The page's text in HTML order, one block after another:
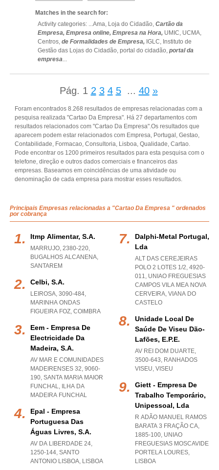
Matches in the search for:
Activity categories: ...Ama, Loja do Cidadão, Cartão da
Empresa, Empresa online, Empresa na Hora, UMIC, UCMA,
Centros, de Formalidades de Empresa, IGLC, Instituto de
Gestão das Lojas do Cidadão, portal do cidadão, portal da
empresa...
Pág. 1 2 3 4 5 ... 40 »
Foram encontrados 8.268 resultados de empresas relacionadas com a
pesquisa realizada "Cartao Da Empresa". Há 27 departamentos com
resultados relacionados com "Cartao Da Empresa".Os resultados que
aparecem podem estar relacionados com Empresa, Portugal, Gestao,
Contabilidade, Formacao, Consultoria, Lisboa, Qualidade, Cartao.
Pode encontrar os 1200 primeiros resultados para esta pesquisa com o
telefone, direção e outros dados comerciais e financeiros das
empresas. Baseamos em coincidências de uma atividade ou
denominação de cada empresa para mostrar esses resultados.
Principais Empresas relacionadas a "Cartao Da Empresa " ordenados
por cobrança
Itmp Alimentar, S.a.
MARRUJO, 2380-220,
BUGALHOS ALCANENA,
SANTAREM
Celbi, S.a.
LEIROSA, 3090-484,
MARINHA ONDAS
FIGUEIRA FOZ, COIMBRA
Eem - Empresa De
Electricidade Da
Madeira, S.a.
AV MAR E COMUNIDADES
MADEIRENSES 32, 9060-
190, SANTA MARIA MAIOR
FUNCHAL, ILHA DA
MADEIRA FUNCHAL
Epal - Empresa
Portuguesa Das
Águas Livres, S.a.
AV DA LIBERDADE 24,
1250-144, SANTO
ANTONIO LISBOA, LISBOA
Dalphi-Metal Portugal,
Lda
ALT DAS CEREJEIRAS
POLO 2 LOTES 1/2, 4920-
011, UNIAO FREGUESIAS
CAMPOS VILA MEA NOVA
CERVEIRA, VIANA DO
CASTELO
Unidade Local De
Saúde De Viseu Dão-
Lafões, E.p.e.
AV REI DOM DUARTE,
3500-643, RANHADOS
VISEU, VISEU
Giett - Empresa De
Trabalho Temporário,
Unipessoal, Lda
R ADÃO MANUEL RAMOS
BARATA 3 FRAÇÃO CA,
1885-100, UNIAO
FREGUESIAS MOSCAVIDE
PORTELA LOURES,
LISBOA